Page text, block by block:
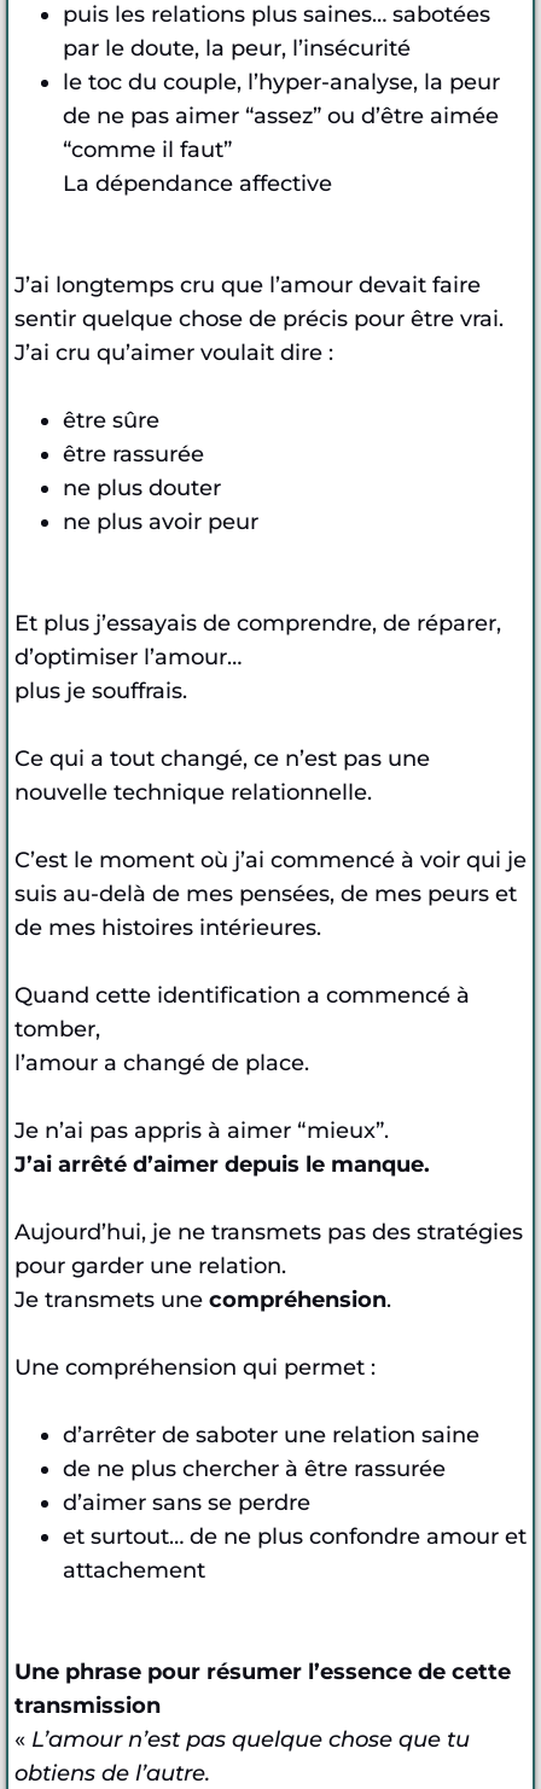
puis les relations plus saines… sabotées
par le doute, la peur, l’insécurité
le toc du couple, l’hyper-analyse, la peur
de ne pas aimer “assez” ou d’être aimée
“comme il faut”
La dépendance affective
J’ai longtemps cru que l’amour devait faire
sentir quelque chose de précis pour être vrai.
J’ai cru qu’aimer voulait dire :
être sûre
être rassurée
ne plus douter
ne plus avoir peur
Et plus j’essayais de comprendre, de réparer,
d’optimiser l’amour…
plus je souffrais.
Ce qui a tout changé, ce n’est pas une
nouvelle technique relationnelle.
C’est le moment où j’ai commencé à voir qui je
suis au-delà de mes pensées, de mes peurs et
de mes histoires intérieures.
Quand cette identification a commencé à
tomber,
l’amour a changé de place.
Je n’ai pas appris à aimer “mieux”.
J’ai arrêté d’aimer depuis le manque.
Aujourd’hui, je ne transmets pas des stratégies
pour garder une relation.
Je transmets une compréhension.
Une compréhension qui permet :
d’arrêter de saboter une relation saine
de ne plus chercher à être rassurée
d’aimer sans se perdre
et surtout… de ne plus confondre amour et
attachement
Une phrase pour résumer l’essence de cette
transmission
« L’amour n’est pas quelque chose que tu
obtiens de l’autre.